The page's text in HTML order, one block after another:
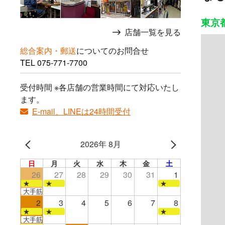
店舗一覧を見る
総合案内・郵送についてのお問合せ
TEL075-771-7700
受付時間 ※各店舗の営業時間にて対応いたし
ます。
E-mail、LINEは24時間受付
2026年 8月
日 月 火 水 木 金 土
26 27 28 29 30 31 1
★ ★
★
大手筋店のみ営業
2 3 4 5 6 7 8
★ ★
★
大手筋
東京